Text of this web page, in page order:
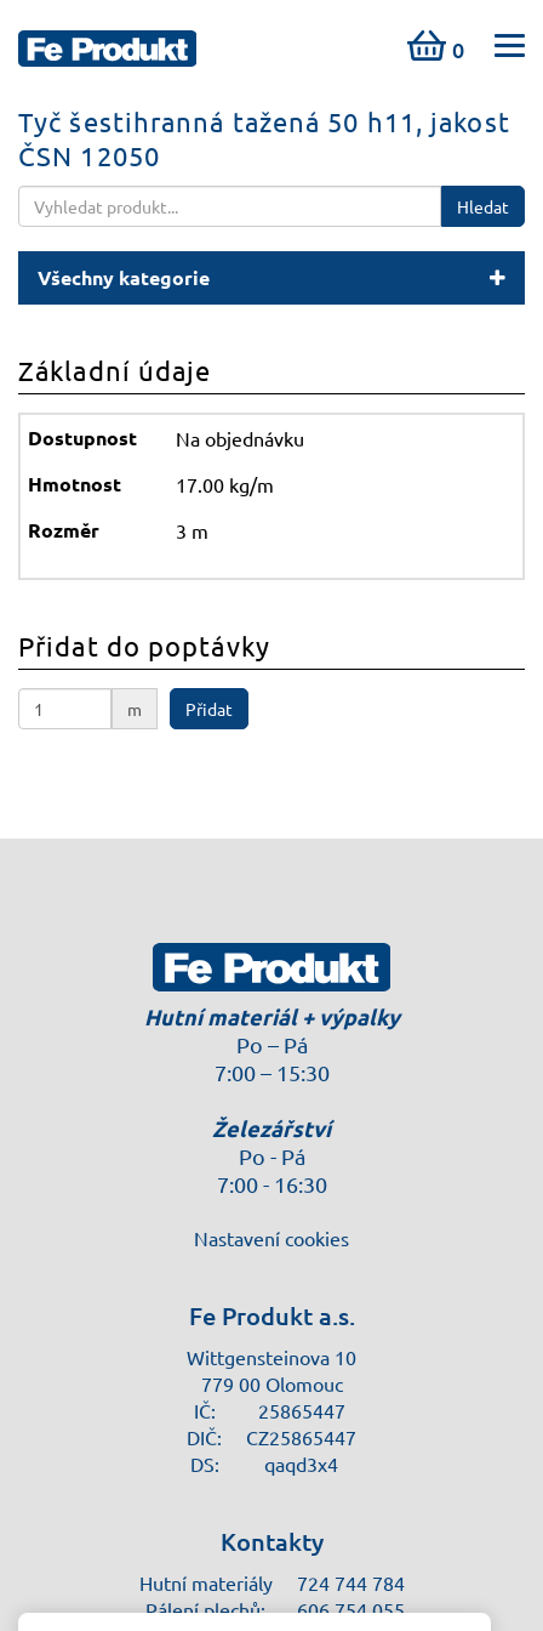
0
Tyč šestihranná tažená 50 h11, jakost
ČSN 12050
Hledat
Všechny kategorie
Základní údaje
Na objednávku
17.00 kg/m
3 m
Přidat do poptávky
m Přidat
Hutní materiál + výpalky
Po – Pá
7:00 – 15:30
Železářství
Po - Pá
7:00 - 16:30
Nastavení cookies
Fe Produkt a.s.
Wittgensteinova 10
779 00 Olomouc
IČ:
DIČ:
DS:
25865447
CZ25865447
qaqd3x4
Kontakty
Hutní materiály
Pálení plechů:
724 744 784
606 754 055